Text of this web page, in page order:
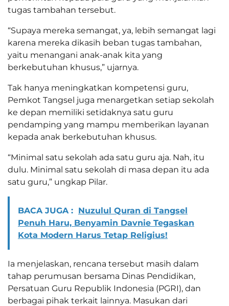
tugas tambahan tersebut.
“Supaya mereka semangat, ya, lebih semangat lagi
karena mereka dikasih beban tugas tambahan,
yaitu menangani anak-anak kita yang
berkebutuhan khusus,” ujarnya.
Tak hanya meningkatkan kompetensi guru,
Pemkot Tangsel juga menargetkan setiap sekolah
ke depan memiliki setidaknya satu guru
pendamping yang mampu memberikan layanan
kepada anak berkebutuhan khusus.
“Minimal satu sekolah ada satu guru aja. Nah, itu
dulu. Minimal satu sekolah di masa depan itu ada
satu guru,” ungkap Pilar.
BACA JUGA : Nuzulul Quran di Tangsel
Penuh Haru, Benyamin Davnie Tegaskan
Kota Modern Harus Tetap Religius!
Ia menjelaskan, rencana tersebut masih dalam
tahap perumusan bersama Dinas Pendidikan,
Persatuan Guru Republik Indonesia (PGRI), dan
berbagai pihak terkait lainnya. Masukan dari